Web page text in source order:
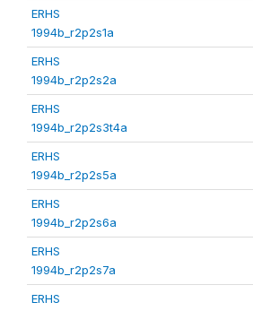
ERHS
1994b_r2p2s1a
ERHS
1994b_r2p2s2a
ERHS
1994b_r2p2s3t4a
ERHS
1994b_r2p2s5a
ERHS
1994b_r2p2s6a
ERHS
1994b_r2p2s7a
ERHS